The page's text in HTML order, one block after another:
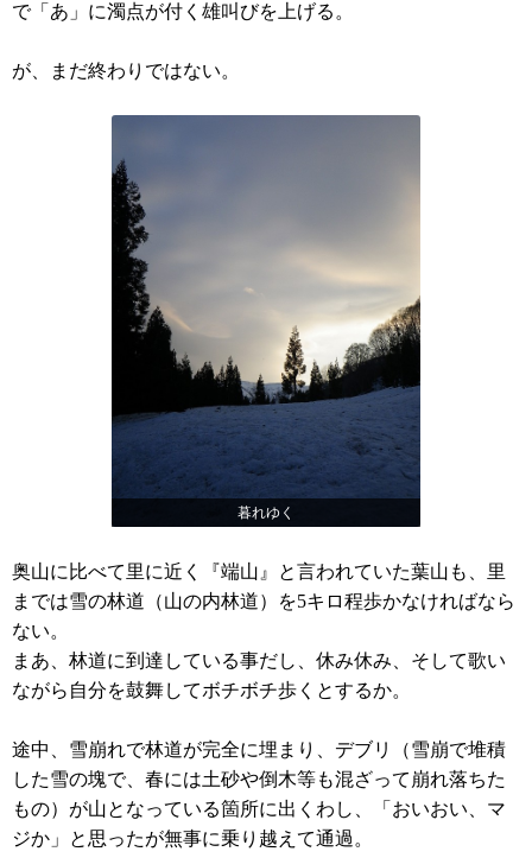
で「あ」に濁点が付く雄叫びを上げる。
が、まだ終わりではない。
暮れゆく
奥山に比べて里に近く『端山』と言われていた葉山も、里
までは雪の林道（山の内林道）を5キロ程歩かなければなら
ない。
まあ、林道に到達している事だし、休み休み、そして歌い
ながら自分を鼓舞してボチボチ歩くとするか。
途中、雪崩れで林道が完全に埋まり、デブリ（雪崩で堆積
した雪の塊で、春には土砂や倒木等も混ざって崩れ落ちた
もの）が山となっている箇所に出くわし、「おいおい、マ
ジか」と思ったが無事に乗り越えて通過。